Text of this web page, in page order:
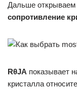
Дальше
сопротивление
RθJA показывает
кристалла